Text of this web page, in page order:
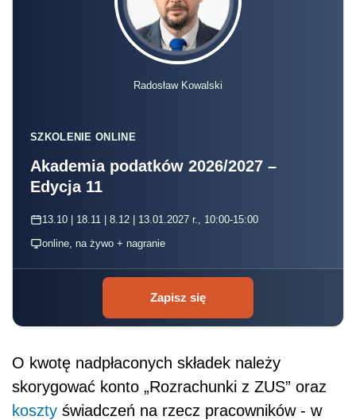
Radosław Kowalski
SZKOLENIE ONLINE
Akademia podatków 2026/2027 –
Edycja 11
13.10 | 18.11 | 8.12 | 13.01.2027 r., 10:00-15:00
online, na żywo + nagranie
Zapisz się
O kwotę nadpłaconych składek należy
skorygować konto „Rozrachunki z ZUS” oraz
koszty świadczeń na rzecz pracowników - w